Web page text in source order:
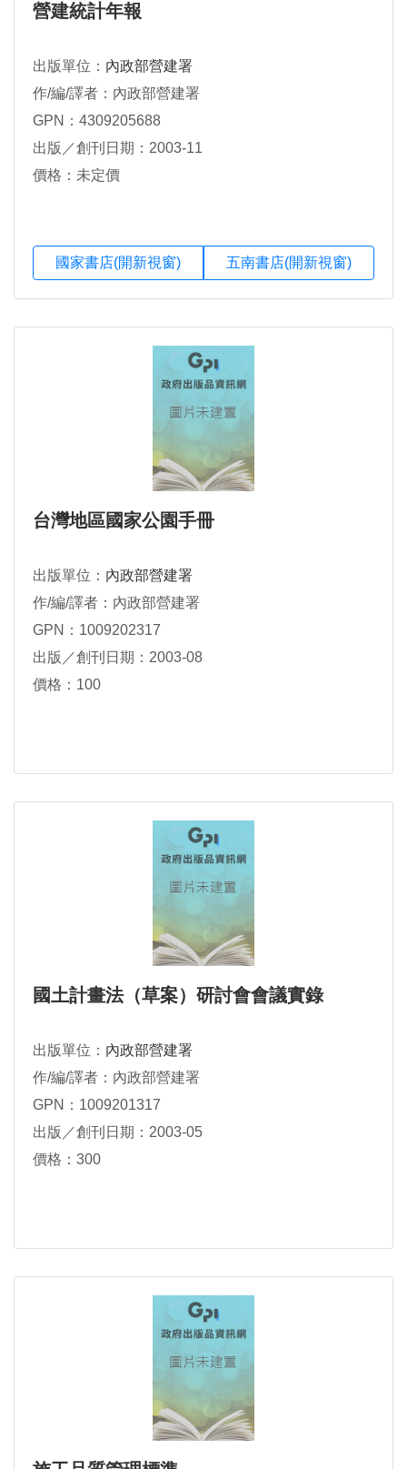
營建統計年報
出版單位： 內政部營建署
作/編/譯者：內政部營建署
GPN：4309205688
出版／創刊日期：2003-11
價格：未定價
國家書店(開新視窗) 五南書店(開新視窗)
台灣地區國家公園手冊
出版單位： 內政部營建署
作/編/譯者：內政部營建署
GPN：1009202317
出版／創刊日期：2003-08
價格：100
國土計畫法（草案）研討會會議實錄
出版單位： 內政部營建署
作/編/譯者：內政部營建署
GPN：1009201317
出版／創刊日期：2003-05
價格：300